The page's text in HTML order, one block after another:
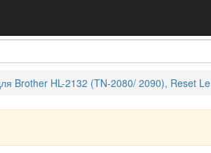
Brother HL-2132 (TN-2080/ 2090), Reset Le